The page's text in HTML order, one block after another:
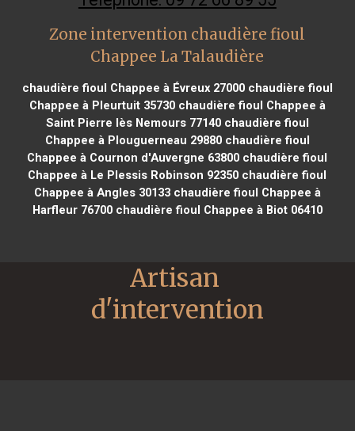
Zone intervention chaudière fioul
Chappee La Talaudière
chaudière fioul Chappee à Évreux 27000chaudière fioul
Chappee à Pleurtuit 35730chaudière fioul Chappee à
Saint Pierre lès Nemours 77140chaudière fioul
Chappee à Plouguerneau 29880chaudière fioul
Chappee à Cournon d'Auvergne 63800 chaudière fioul
Chappee à Le Plessis Robinson 92350 chaudière fioul
Chappee à Angles 30133chaudière fioul Chappee à
Harfleur 76700chaudière fioul Chappee à Biot 06410
Artisan
d'intervention